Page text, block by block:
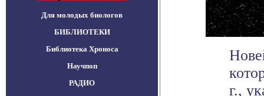
Для молодых биологов
БИБЛИОТЕКИ
Библиотека Хроноса
Научпоп
РАДИО
г.,